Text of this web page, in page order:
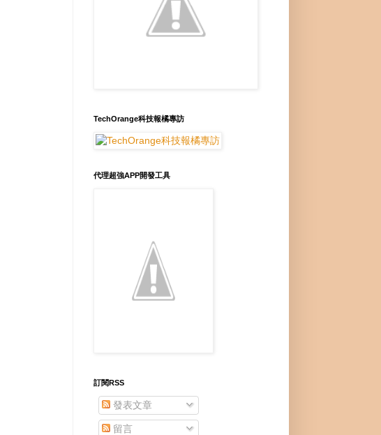
TechOrange科技報橘專訪
代理超強APP開發工具
訂閱RSS
發表文章
留言